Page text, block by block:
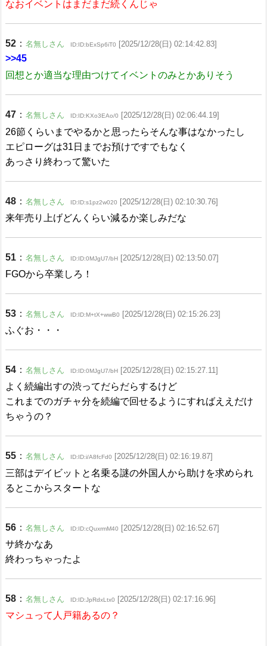
なおイベントはまだまだ続くんじゃ
52 ： 名無しさん ID:ID:bExSp6iT0 [2025/12/28(日) 02:14:42.83]
>>45
回想とか適当な理由つけてイベントのみとかありそう
47 ： 名無しさん ID:ID:KXo3EAo/0 [2025/12/28(日) 02:06:44.19]
26節くらいまでやるかと思ったらそんな事はなかったし
エピローグは31日までお預けですでもなく
あっさり終わって驚いた
48 ： 名無しさん ID:ID:s1pz2w020 [2025/12/28(日) 02:10:30.76]
来年売り上げどんくらい減るか楽しみだな
51 ： 名無しさん ID:ID:0MJgU7/bH [2025/12/28(日) 02:13:50.07]
FGOから卒業しろ！
53 ： 名無しさん ID:ID:M+tX+wwB0 [2025/12/28(日) 02:15:26.23]
ふぐお・・・
54 ： 名無しさん ID:ID:0MJgU7/bH [2025/12/28(日) 02:15:27.11]
よく続編出すの渋ってだらだらするけど
これまでのガチャ分を続編で回せるようにすればええだけ
ちゃうの？
55 ： 名無しさん ID:ID:i/A8fcFd0 [2025/12/28(日) 02:16:19.87]
三部はデイビットと名乗る謎の外国人から助けを求められ
るとこからスタートな
56 ： 名無しさん ID:ID:cQuxrmM40 [2025/12/28(日) 02:16:52.67]
サ終かなあ
終わっちゃったよ
58 ： 名無しさん ID:ID:JpRdxLtx0 [2025/12/28(日) 02:17:16.96]
マシュって人戸籍あるの？